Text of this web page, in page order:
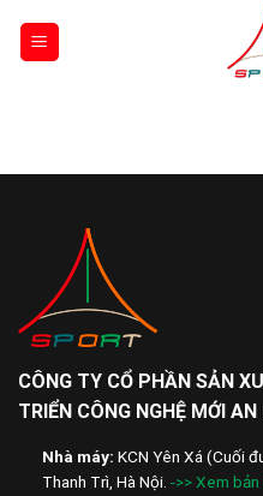
CÔNG TY CỔ PHẦN SẢN
TRIỂN CÔNG NGHỆ MỚI AN
Nhà máy: KCN Yên Xá (Cuối
Thanh Trì, Hà Nội. ->> Xem bản